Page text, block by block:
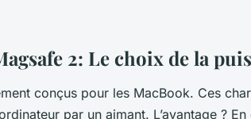
2: Le choix de la
conçus pour les MacBook. Ces
par un aimant. L’avantage ? En